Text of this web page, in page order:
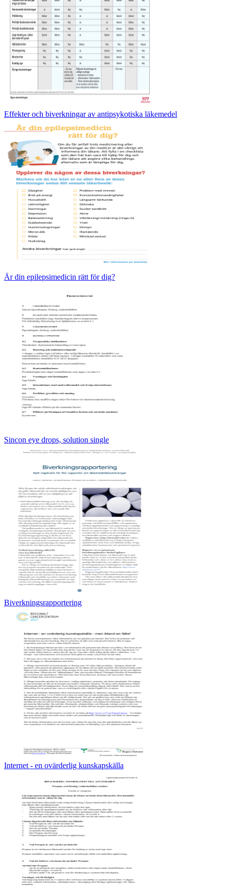
Effekter och biverkningar av antipsykotiska läkemedel
Är din epilepsimedicin rätt för dig?
Sincon eye drops, solution single
Biverkningsrapportering
Internet - en ovärderlig kunskapskälla